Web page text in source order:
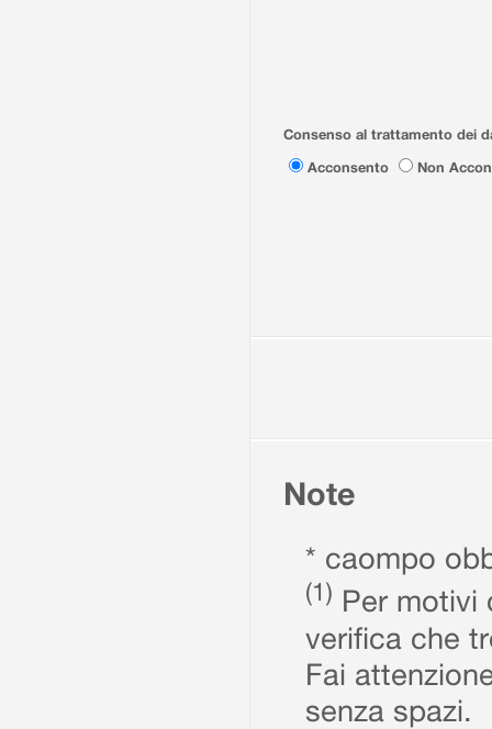
Consenso al trattamento dei
Acconsento
Non
Note
* caompo
(1) Per motivi
verifica che
Fai
senza spazi.